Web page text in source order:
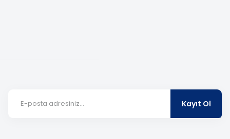
Kayıt Ol